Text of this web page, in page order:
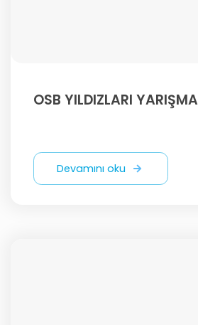
OSB YILDIZLARI
Devamını oku